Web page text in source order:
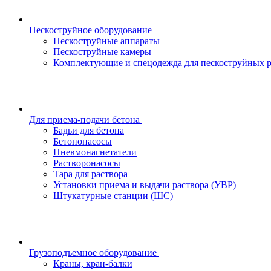
Пескоструйное оборудование
Пескоструйные аппараты
Пескоструйные камеры
Комплектующие и спецодежда для пескоструйных
Для приема-подачи бетона
Бадьи для бетона
Бетононасосы
Пневмонагнетатели
Растворонасосы
Тара для раствора
Установки приема и выдачи раствора (УВР)
Штукатурные станции (ШС)
Грузоподъемное оборудование
Краны, кран-балки